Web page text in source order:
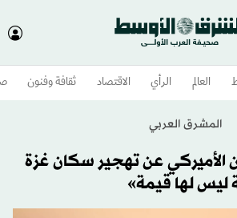
العالم الرأي الاقتصاد ثقافة وفنون
المشرق العربي
الأميركي عن تهجير سكان غزة
لها قيمة»